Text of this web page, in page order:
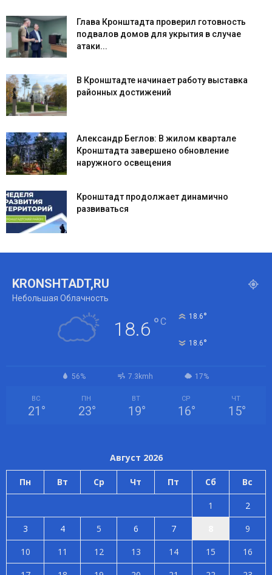
Глава Кронштадта проверил готовность
подвалов домов для укрытия в случае
атаки...
В Кронштадте начинает работу выставка
районных достижений
Александр Беглов: В жилом квартале
Кронштадта завершено обновление
наружного освещения
Кронштадт продолжает динамично
развиваться
KRONSHTADT,RU
Небольшая Облачность
18.6 °C 18.6°
18.6°
56% 7.3kmh 17%
ВС
21 °
ПН
23°
ВТ
19°
СР
16°
ЧТ
15°
Август 2026
Пн Вт Ср Чт Пт Сб Вс
1
2
3
4 5 6 7
9
10
11 12 13 14 15
16